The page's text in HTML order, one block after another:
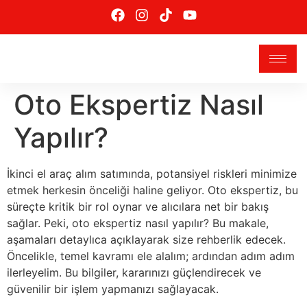
Oto Ekspertiz Nasıl
Yapılır?
İkinci el araç alım satımında, potansiyel riskleri minimize
etmek herkesin önceliği haline geliyor. Oto ekspertiz, bu
süreçte kritik bir rol oynar ve alıcılara net bir bakış
sağlar. Peki, oto ekspertiz nasıl yapılır? Bu makale,
aşamaları detaylıca açıklayarak size rehberlik edecek.
Öncelikle, temel kavramı ele alalım; ardından adım adım
ilerleyelim. Bu bilgiler, kararınızı güçlendirecek ve
güvenilir bir işlem yapmanızı sağlayacak.